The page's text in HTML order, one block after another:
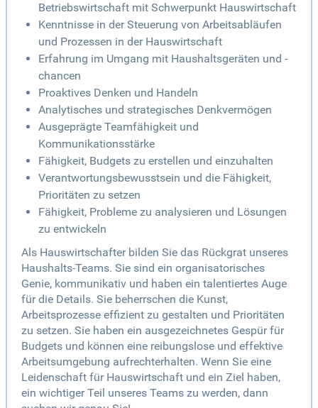
Betriebswirtschaft mit Schwerpunkt Hauswirtschaft
Kenntnisse in der Steuerung von Arbeitsabläufen
und Prozessen in der Hauswirtschaft
Erfahrung im Umgang mit Haushaltsgeräten und -
chancen
Proaktives Denken und Handeln
Analytisches und strategisches Denkvermögen
Ausgeprägte Teamfähigkeit und
Kommunikationsstärke
Fähigkeit, Budgets zu erstellen und einzuhalten
Verantwortungsbewusstsein und die Fähigkeit,
Prioritäten zu setzen
Fähigkeit, Probleme zu analysieren und Lösungen
zu entwickeln
Als Hauswirtschafter bilden Sie das Rückgrat unseres
Haushalts-Teams. Sie sind ein organisatorisches
Genie, kommunikativ und haben ein talentiertes Auge
für die Details. Sie beherrschen die Kunst,
Arbeitsprozesse effizient zu gestalten und Prioritäten
zu setzen. Sie haben ein ausgezeichnetes Gespür für
Budgets und können eine reibungslose und effektive
Arbeitsumgebung aufrechterhalten. Wenn Sie eine
Leidenschaft für Hauswirtschaft und ein Ziel haben,
ein wichtiger Teil unseres Teams zu werden, dann